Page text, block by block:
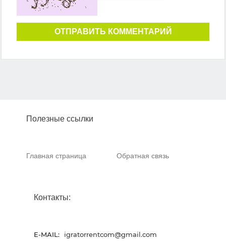
ОТПРАВИТЬ КОММЕНТАРИЙ
Полезные ссылки
Главная страница Обратная связь
Контакты:
E-MAIL: igratorrentcom@gmail.com